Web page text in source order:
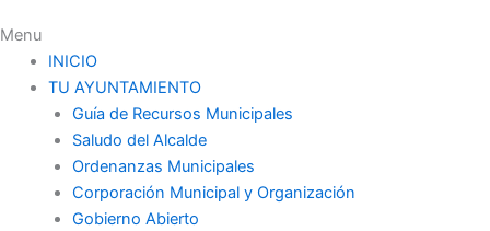
Menu
INICIO
TU AYUNTAMIENTO
Guía de Recursos Municipales
Saludo del Alcalde
Ordenanzas Municipales
Corporación Municipal y Organización
Gobierno Abierto